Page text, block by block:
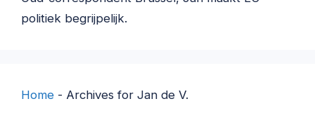
politiek begrijpelijk.
Home - Archives for Jan de V.